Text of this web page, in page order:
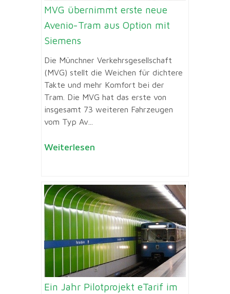
MVG übernimmt erste neue
Avenio-Tram aus Option mit
Siemens
Die Münchner Verkehrsgesellschaft
(MVG) stellt die Weichen für dichtere
Takte und mehr Komfort bei der
Tram. Die MVG hat das erste von
insgesamt 73 weiteren Fahrzeugen
vom Typ Av...
Weiterlesen
Ein Jahr Pilotprojekt eTarif im